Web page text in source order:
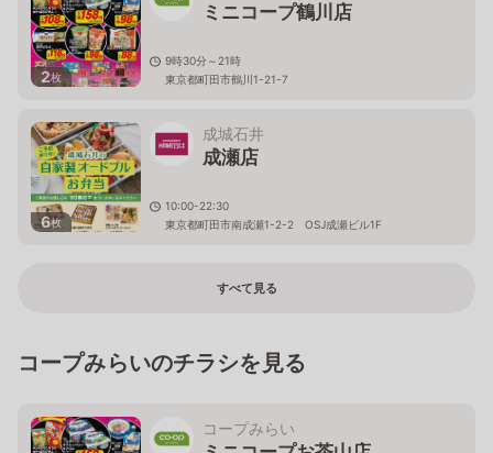
2枚
ミニコープ鶴川店
9時30分～21時
東京都町田市鶴川1-21-7
6枚
成城石井
成瀬店
10:00-22:30
東京都町田市南成瀬1-2-2 OSJ成瀬ビル1F
すべて見る
コープみらいのチラシを見る
コープみらい